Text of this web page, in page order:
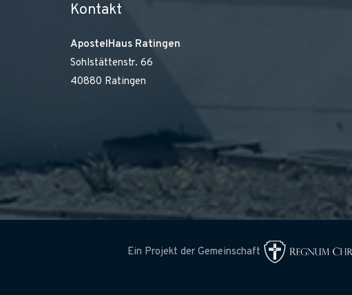
Kontakt
ApostelHaus Ratingen
Sohlstättenstr. 66
40880 Ratingen
Ein Projekt der Gemeinschaft